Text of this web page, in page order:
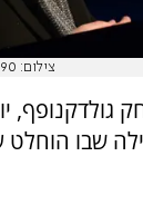
צילום: Avshalom Sassoni/Flash90
גולדקנופף,
שבו